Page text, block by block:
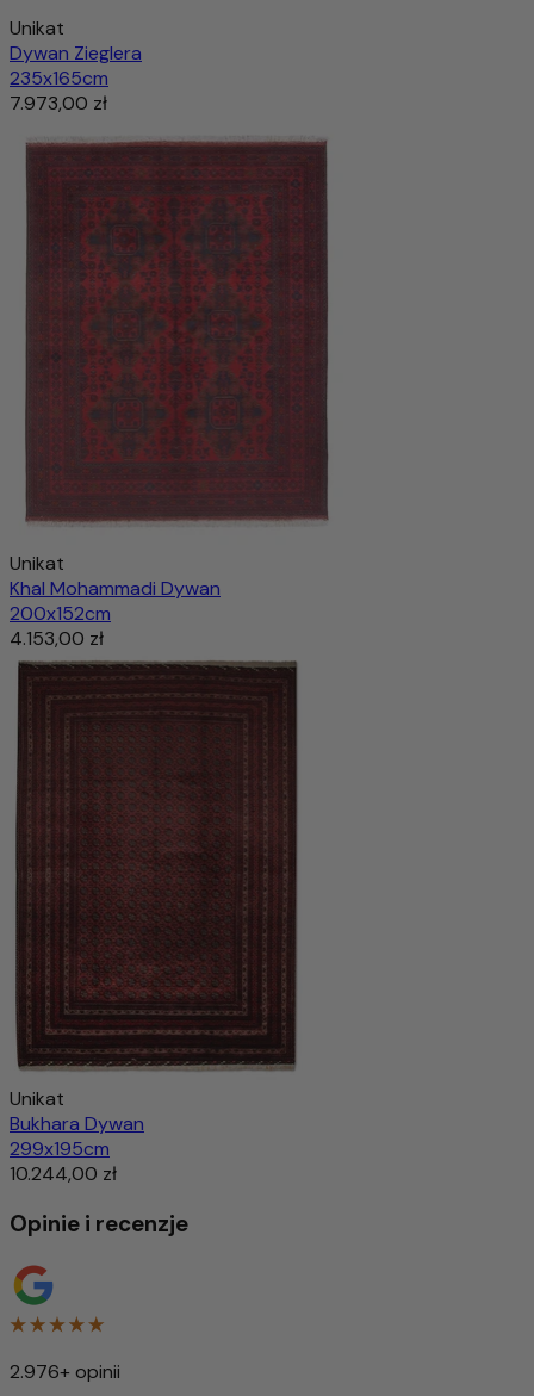
Unikat
Dywan Zieglera
235x165cm
7.973,00 zł
Unikat
Khal Mohammadi Dywan
200x152cm
4.153,00 zł
Unikat
Bukhara Dywan
299x195cm
10.244,00 zł
Opinie i recenzje
2.976+ opinii